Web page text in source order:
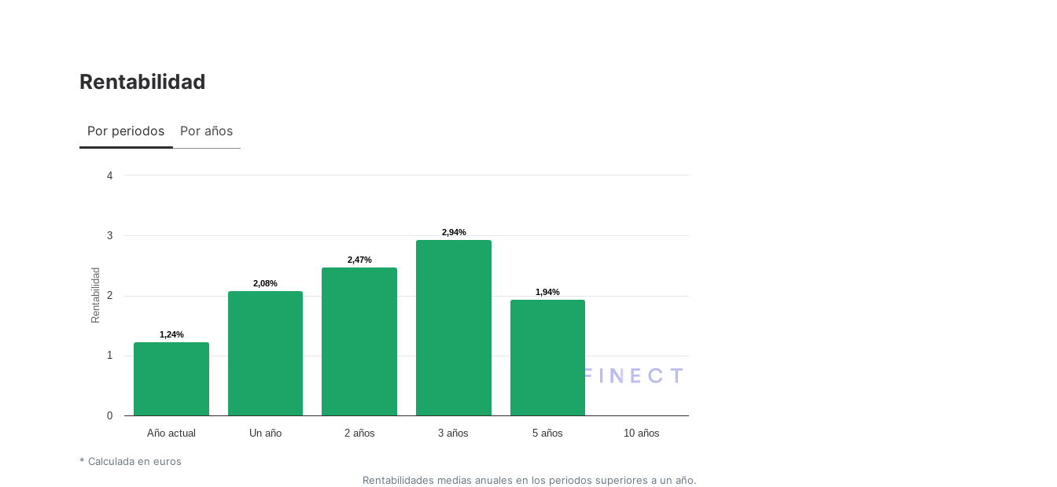
Rentabilidad
Por periodos Por años
Rentabilidad
1,24%
1,24%
2,08%
2,08%
2,47%
2,47%
2,94%
2,94%
1,94%
1,94%
Año actual Un año 2 años 3 años 5 años 10 años
0
1
2
3
4
* Calculada en euros
Rentabilidades medias anuales en los periodos superiores a un año.